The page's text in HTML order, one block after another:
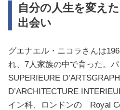
自分の人生を変え
出会い
グエナエル・ニコラさんは
れ、7人家族の中で育った。
SUPERIEURE
D’ARCHITECTURE
イン科、ロンドンの「Royal